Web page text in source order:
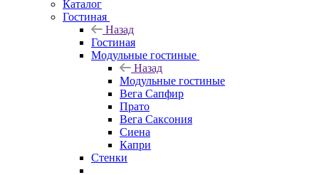
Каталог
Гостиная
Назад
Гостиная
Модульные гостиные
Назад
Модульные гостиные
Вега Сапфир
Прато
Вега Саксония
Сиена
Капри
Стенки